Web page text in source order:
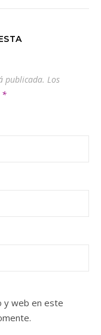
publicada. Los
*
y web en este